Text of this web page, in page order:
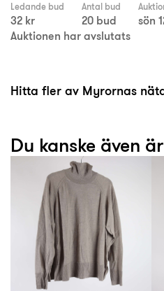
Ledande bud
32 kr
Antal bud
20 bud
sön
Auktionen har avslutats
Hitta fler av Myrornas
Du kanske även